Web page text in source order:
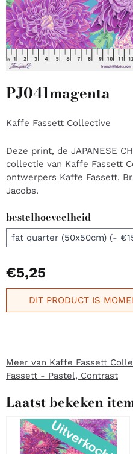
PJ041magenta
Kaffe Fassett Collective
Deze print, de JAPANESE
collectie van Kaffe Fassett
ontwerpers Kaffe Fassett,
Jacobs.
bestelhoeveelheid
€5,25
DIT PRODUCT IS
Meer van Kaffe Fassett
Fassett - Pastel, Contrast
Laatst bekeken